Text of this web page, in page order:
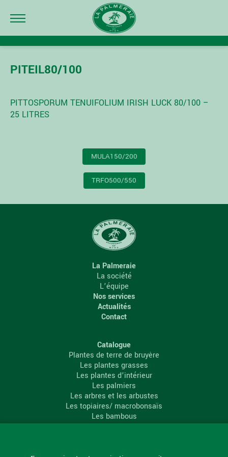
PITEIL80/100
PITTOSPORUM TENUIFOLIUM IRISH LUCK 80/100 –
25 LITRES
MULA150/200
TRFO500/550
La Palmeraie
La société
L’équipe
Nos services
Actualités
Contact
Catalogue
Plantes de terre de bruyère
Les plantes grasses
Les plantes d’intérieur
Les palmiers
Les arbres et les arbustes
Les topiaires/ macrobonsaïs
Les bambous
Les conifères